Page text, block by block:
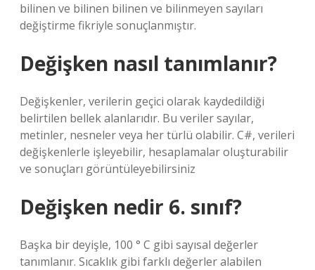
bilinen ve bilinen bilinen ve bilinmeyen sayıları
değiştirme fikriyle sonuçlanmıştır.
Değişken nasıl tanımlanır?
Değişkenler, verilerin geçici olarak kaydedildiği
belirtilen bellek alanlarıdır. Bu veriler sayılar,
metinler, nesneler veya her türlü olabilir. C#, verileri
değişkenlerle işleyebilir, hesaplamalar oluşturabilir
ve sonuçları görüntüleyebilirsiniz
Değişken nedir 6. sınıf?
Başka bir deyişle, 100 ° C gibi sayısal değerler
tanımlanır. Sıcaklık gibi farklı değerler alabilen